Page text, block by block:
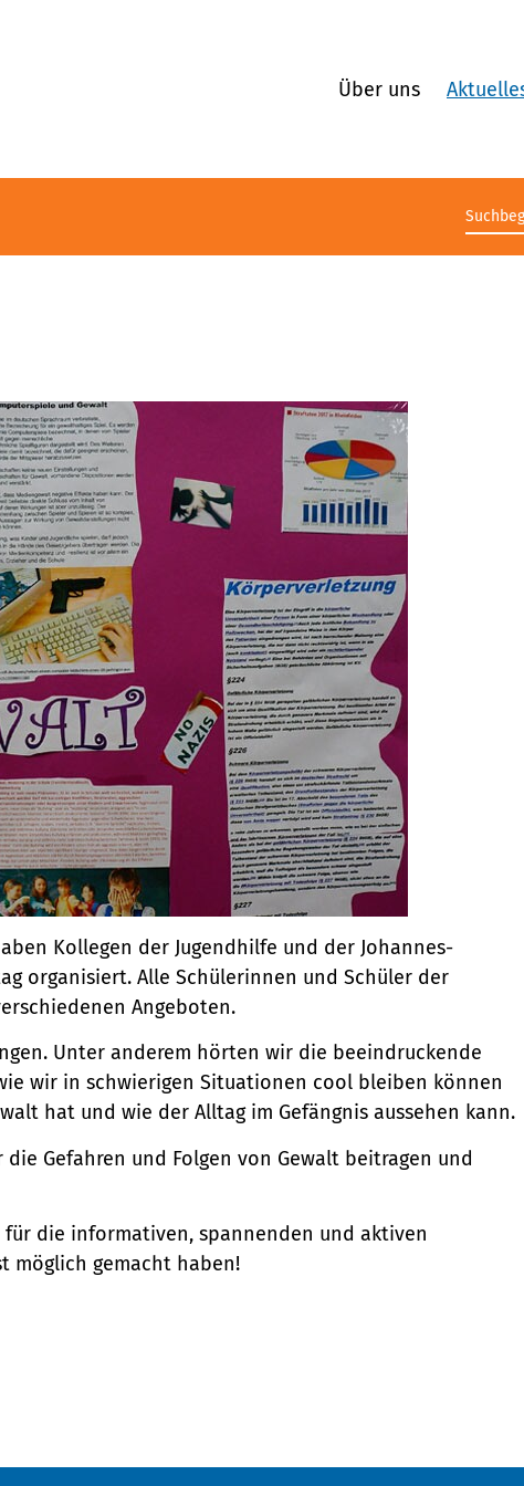
Über uns
Kollegen der Jugendhilfe und der Johannes-
organisiert. Alle Schülerinnen und Schüler der
Angeboten.
Unter anderem hörten wir die beeindruckende
wir in schwierigen Situationen cool bleiben können
hat und wie der Alltag im Gefängnis aussehen kann.
Gefahren und Folgen von Gewalt beitragen und
die informativen, spannenden und aktiven
möglich gemacht haben!